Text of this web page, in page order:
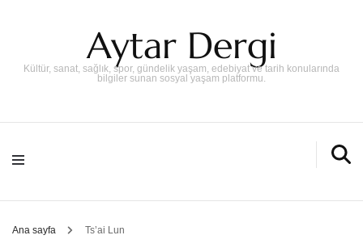
Aytar Dergi
Kültür, sanat, sağlık, spor, gündelik yaşam, edebiyat ve tarih konularında
bilgiler sunan sosyal yaşam platformu.
Ana sayfa Ts’ai Lun